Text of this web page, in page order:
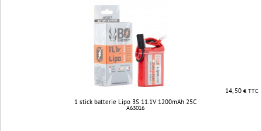
14, 50€ TTC
1 stick batterie Lipo 3S 11.1V 1200mAh 25C
A63016